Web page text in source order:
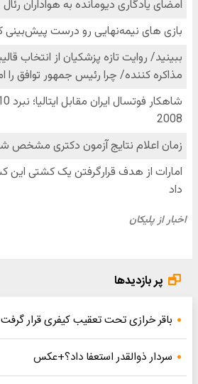
پر بازدیدها
باقر خرازی تحت تعقیب کیفری قرار گرفت
سردار ذوالقدر استعفا داد؟+عکس